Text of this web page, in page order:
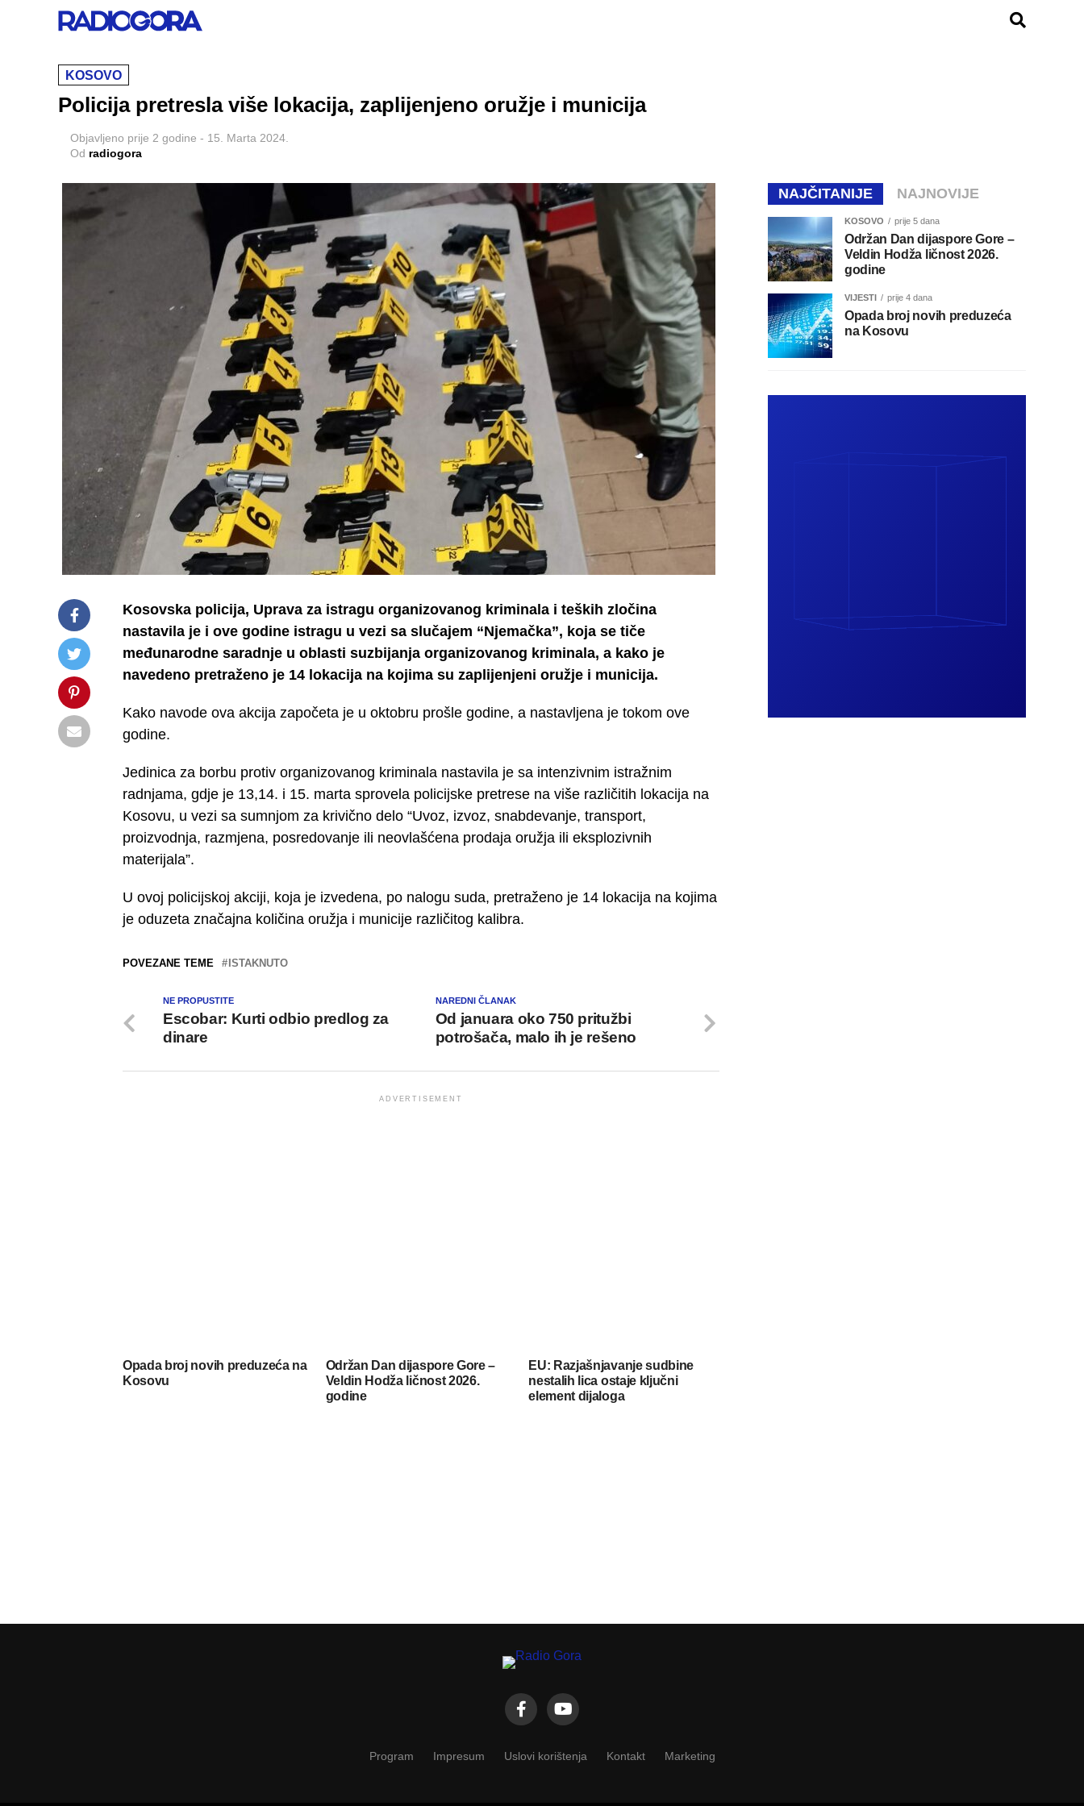
KOSOVO
Policija pretresla više lokacija, zaplijenjeno oružje i municija
Objavljeno prije 2 godine - 15. Marta 2024.
Od radiogora
Kosovska policija, Uprava za istragu organizovanog kriminala i teških zločina
nastavila je i ove godine istragu u vezi sa slučajem “Njemačka”, koja se tiče
međunarodne saradnje u oblasti suzbijanja organizovanog kriminala, a kako je
navedeno pretraženo je 14 lokacija na kojima su zaplijenjeni oružje i municija.
Kako navode ova akcija započeta je u oktobru prošle godine, a nastavljena je tokom ove
godine.
Jedinica za borbu protiv organizovanog kriminala nastavila je sa intenzivnim istražnim
radnjama, gdje je 13,14. i 15. marta sprovela policijske pretrese na više različitih lokacija na
Kosovu, u vezi sa sumnjom za krivično delo “Uvoz, izvoz, snabdevanje, transport,
proizvodnja, razmjena, posredovanje ili neovlašćena prodaja oružja ili eksplozivnih
materijala”.
U ovoj policijskoj akciji, koja je izvedena, po nalogu suda, pretraženo je 14 lokacija na kojima
je oduzeta značajna količina oružja i municije različitog kalibra.
POVEZANE TEME ISTAKNUTO
NAREDNI ČLANAK
Od januara oko 750 pritužbi
potrošača, malo ih je rešeno
NE PROPUSTITE
Escobar: Kurti odbio predlog za
dinare
ADVERTISEMENT
Opada broj novih preduzeća na
Kosovu
Održan Dan dijaspore Gore –
Veldin Hodža ličnost 2026.
godine
EU: Razjašnjavanje sudbine
nestalih lica ostaje ključni
element dijaloga
NAJČITANIJE NAJNOVIJE
KOSOVO prije 5 dana
Održan Dan dijaspore Gore –
Veldin Hodža ličnost 2026.
godine
VIJESTI prije 4 dana
Opada broj novih preduzeća
na Kosovu
Program Impresum Uslovi korištenja Kontakt Marketing